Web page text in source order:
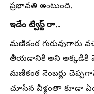
ప్రభావతి అంటుంది.
ఇదేం ట్విస్ట్ రా..
మణికంఠ గురువుగారు
తీయడానికి అని అక్కడికి
మణికంఠ నెంబర్లు
చూసిన వీళ్లంతా కూడా